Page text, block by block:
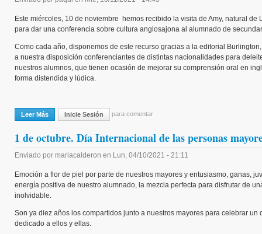
Este miércoles, 10 de noviembre hemos recibido la visita de Amy, natural de
para dar una conferencia sobre cultura anglosajona al alumnado de
Como cada año, disponemos de este recurso gracias a la editorial
a nuestra disposición conferenciantes de distintas nacionalidades para
nuestros alumnos, que tienen ocasión de mejorar su comprensión oral en
forma distendida y lúdica.
Leer Más Sobre Conferencia Sobre Cultura Anglosajona
Inicie Sesión para comentar
1 de octubre. Día Internacional de las personas
Enviado por mariacalderon en Lun, 04/10/2021 - 21:11
Emoción a flor de piel por parte de nuestros mayores y entusiasmo, ganas,
energía positiva de nuestro alumnado, la mezcla perfecta para disfrutar de
inolvidable.
Son ya diez años los compartidos junto a nuestros mayores para celebrar un
dedicado a ellos y ellas.